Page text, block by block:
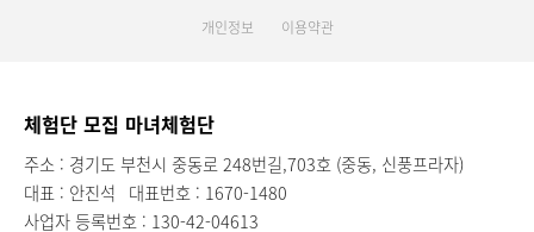
개인정보 이용약관
체험단 모집 마녀체험단
주소 : 경기도 부천시 중동로 248번길,703호 (중동, 신풍프라자)
대표 : 안진석 대표번호 : 1670-1480
사업자 등록번호 : 130-42-04613